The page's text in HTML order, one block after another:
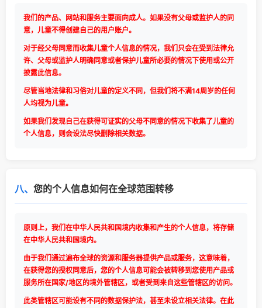
我们的产品、网站和服务主要面向成人。如果没有父母或监护人的同
意，儿童不得创建自己的用户账户。
对于经父母同意而收集儿童个人信息的情况，我们只会在受到法律允
许、父母或监护人明确同意或者保护儿童所必要的情况下使用或公开
披露此信息。
尽管当地法律和习俗对儿童的定义不同，但我们将不满14周岁的任何
人均视为儿童。
如果我们发现自己在获得可证实的父母不同意的情况下收集了儿童的
个人信息，则会设法尽快删除相关数据。
八、 您的个人信息如何在全球范围转移
原则上，我们在中华人民共和国境内收集和产生的个人信息，将存储
在中华人民共和国境内。
由于我们通过遍布全球的资源和服务器提供产品或服务，这意味着，
在获得您的授权同意后，您的个人信息可能会被转移到您使用产品或
服务所在国家/地区的境外管辖区，或者受到来自这些管辖区的访问。
此类管辖区可能设有不同的数据保护法，甚至未设立相关法律。在此